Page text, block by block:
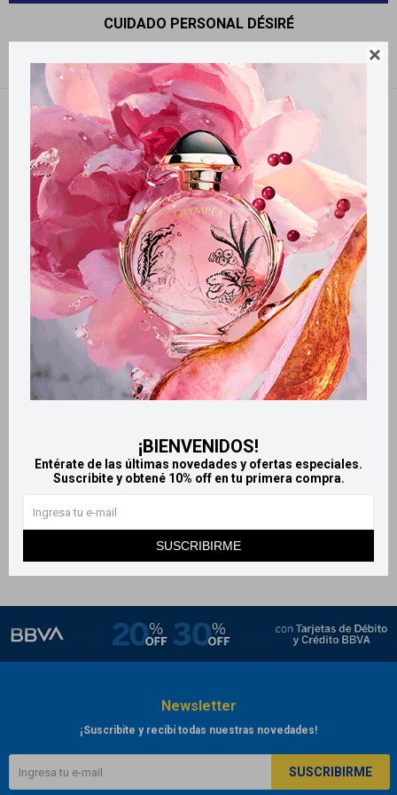

¡BIENVENIDOS!
Entérate de las últimas novedades y ofertas especiales.
Suscribite y obtené 10% off en tu primera compra.
SUSCRIBIRME
CUIDADO PERSONAL DÉSIRÉ
Recomendados
Filtrando por: Désiré
Llega HOY
Llega HOY
aerosol - Sexy Black
$ 1.042
LlegaHOY
LlegaHOY
50 ml + deo - Black
$ 1.058
Newsletter
¡Suscribite y recibí todas nuestras novedades!
SUSCRIBIRME